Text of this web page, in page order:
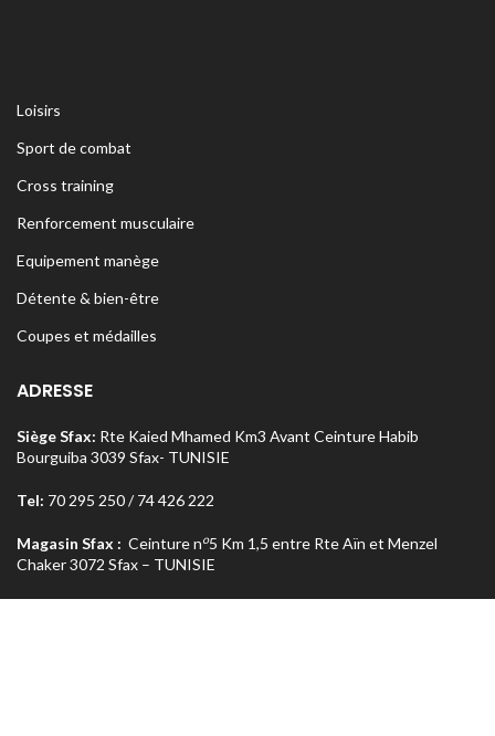
Loisirs
Sport de combat
Cross training
Renforcement musculaire
Equipement manège
Détente & bien-être
Coupes et médailles
ADRESSE
Siège Sfax: Rte Kaied Mhamed Km3 Avant Ceinture Habib
Bourguiba 3039 Sfax- TUNISIE
Tel: 70 295 250 / 74 426 222
Magasin Sfax : Ceinture no5 Km 1,5 entre Rte Aïn et Menzel
Chaker 3072 Sfax – TUNISIE